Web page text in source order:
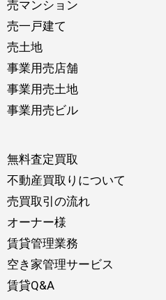
売マンション
売一戸建て
売土地
事業用売店舗
事業用売土地
事業用売ビル
無料査定買取
不動産買取りについて
売買取引の流れ
オーナー様
賃貸管理業務
空き家管理サービス
賃貸Q&A